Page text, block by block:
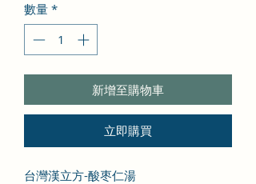
數量 *
新增至購物車
立即購買
台灣漢立方-酸枣仁湯